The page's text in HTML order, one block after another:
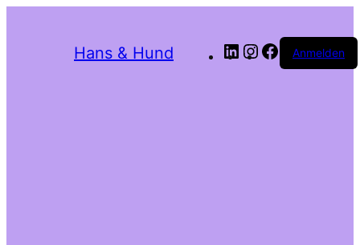
Hans & Hund LinkedInInstagram
Facebook
Anmelden